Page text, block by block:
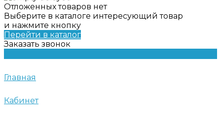
Отложенных товаров нет
Выберите в каталоге интересующий товар
и нажмите кнопку
Перейти в каталог
Заказать звонок
Главная
Кабинет